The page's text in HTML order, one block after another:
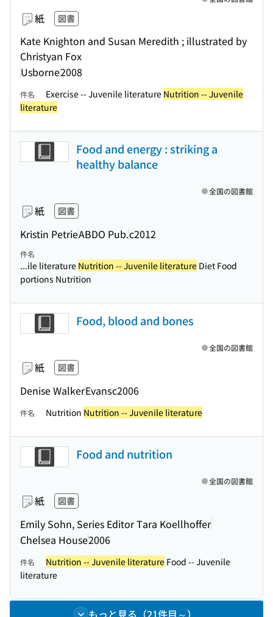
紙 図書
Kate Knighton and Susan Meredith ; illustrated by
Christyan Fox
Usborne2008
件名 Exercise -- Juvenile literature Nutrition -- Juvenile
literature
Food and energy : striking a
healthy balance
紙 図書
Kristin PetrieABDO Pub.c2012
全国の図書館
件名
...ile literature Nutrition -- Juvenile literature Diet Food
portions Nutrition
Food, blood and bones
紙 図書
Denise WalkerEvansc2006
全国の図書館
件名 Nutrition Nutrition -- Juvenile literature
Food and nutrition
紙 図書
Emily Sohn, Series Editor Tara Koellhoffer
Chelsea House2006
全国の図書館
件名 Nutrition -- Juvenile literature Food -- Juvenile
literature
もっと見る（21件目～）